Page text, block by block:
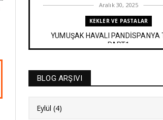
Aralık 30, 2025
KEKLER VE PASTALAR
YUMUŞAK HAVALI PANDİSPANYA
PART1
İRMİK HELVASI TARİFİ
BLOG ARŞIVI